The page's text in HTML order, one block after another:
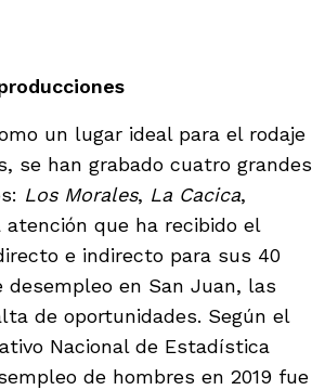
un lugar ideal para el rodaje
se han grabado cuatro grandes
Los Morales, La Cacica,
que ha recibido el
e indirecto para sus 40
en San Juan, las
de oportunidades. Según el
Nacional de Estadística
de hombres en 2019 fue